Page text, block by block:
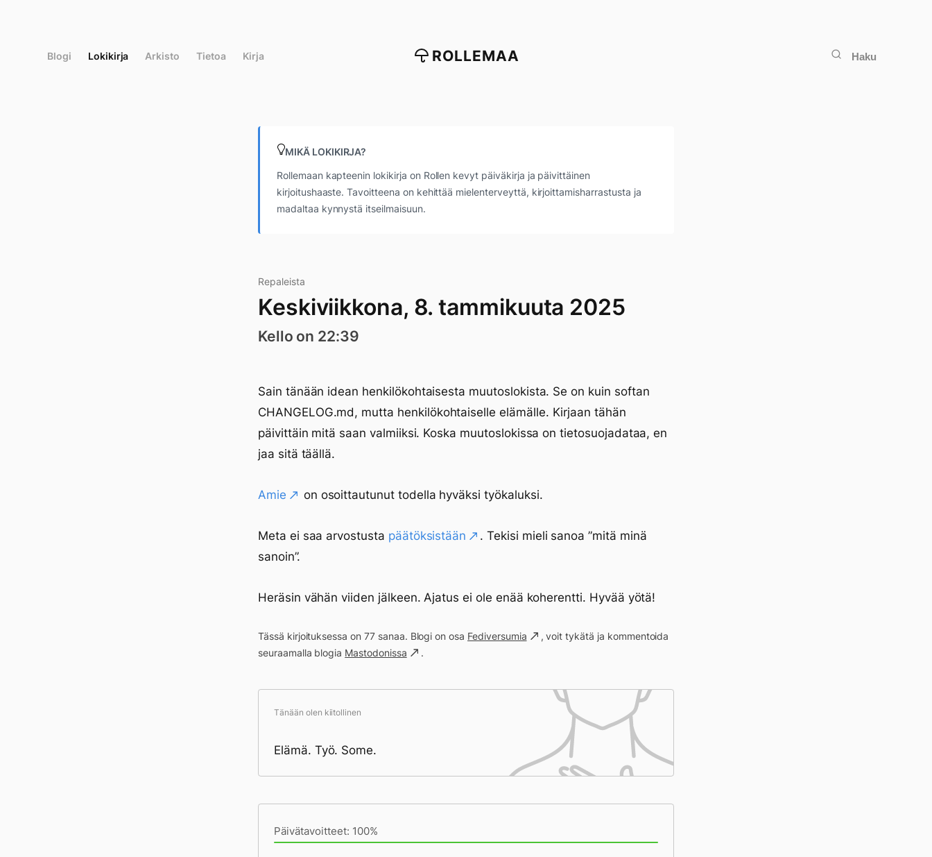
Blogi Lokikirja Arkisto Tietoa Kirja ROLLEMAA Haku
MIKÄ LOKIKIRJA?
Rollemaan kapteenin lokikirja on Rollen kevyt päiväkirja ja päivittäinen
kirjoitushaaste. Tavoitteena on kehittää mielenterveyttä, kirjoittamisharrastusta ja
madaltaa kynnystä itseilmaisuun.
Repaleista
Keskiviikkona, 8. tammikuuta 2025
Kello on 22:39
Sain tänään idean henkilökohtaisesta muutoslokista. Se on kuin softan
CHANGELOG.md, mutta henkilökohtaiselle elämälle. Kirjaan tähän
päivittäin mitä saan valmiiksi. Koska muutoslokissa on tietosuojadataa, en
jaa sitä täällä.
Amie on osoittautunut todella hyväksi työkaluksi.
Meta ei saa arvostusta päätöksistään
. Tekisi mieli sanoa ”mitä minä
sanoin”.
Heräsin vähän viiden jälkeen. Ajatus ei ole enää koherentti. Hyvää yötä!
Tässä kirjoituksessa on 77 sanaa. Blogi on osa Fediversumia
, voit tykätä ja kommentoida
seuraamalla blogia Mastodonissa .
Tänään olen kiitollinen
Elämä. Työ. Some.
Päivätavoitteet: 100%